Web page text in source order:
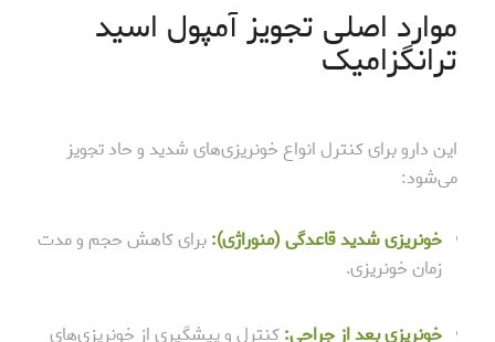
موارد اصلی تجویز آمپول اسید
ترانگزامیک
این دارو برای کنترل انواع خونریزی‌های شدید و حاد تجویز
می‌شود:
خونریزی شدید قاعدگی (منوراژی):برای کاهش حجم و مدت
زمان خونریزی.
خونریزی بعد از جراحی:کنترل و پیشگیری از خونریزی‌های